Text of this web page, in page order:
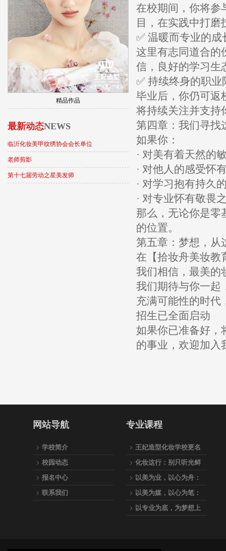
精品作品
最新动态NEWS
临沂化妆美甲纹绣协会会长单位
老师剪影
第十七届劳动之星美发师
在校期间，你将参
目，在实践中打磨
✅ 温暖而专业的成
这里有志同道合的
信，良好的学习生
✅ 持续终身的职业
毕业后，你仍可返
将持续关注并支持
第四章：我们寻找
如果你：
· 对美有着天然的
· 对他人的感受怀
· 对学习抱有持久
· 对专业怀有敬畏
那么，无论你是零
的位置。
第五章：梦想，从
在【拾妆舟美妆教
我们相信，最美的
我们期待与你一起
充满可能性的时代
招生已全面启动
如果你已准备好，
的事业，欢迎加入
网站导航
学校简介
校园动态
报名中心
联系我们
专业课程
王妃造型化妆学校更名
为：拾妆舟美妆教育
化妆这行：别只听光鲜
的，听听真实的
以美为业，以心为舟：
拾妆舟美妆教育，专业
之路的起航站
以美为媒，以心为笔：
与我们一起，成为点亮
以专业为底，为梦想上